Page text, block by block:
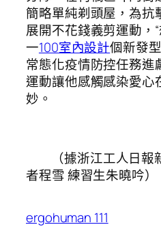
簡略單純剃頭屋，為抗
展開不花錢義剪運動，
一100室內設計個新發
常態化疫情防控任務進
運動讓他感觸感染愛心
妙。
（據浙江工人日
者程雪 練習生朱曉吟）
ergohuman 111